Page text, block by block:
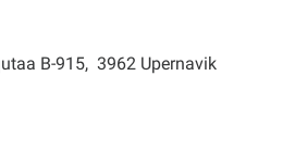
B-915, 3962 Upernavik